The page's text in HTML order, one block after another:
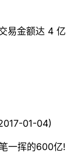
易金额达 4 亿
01-04)
一挥的600亿!